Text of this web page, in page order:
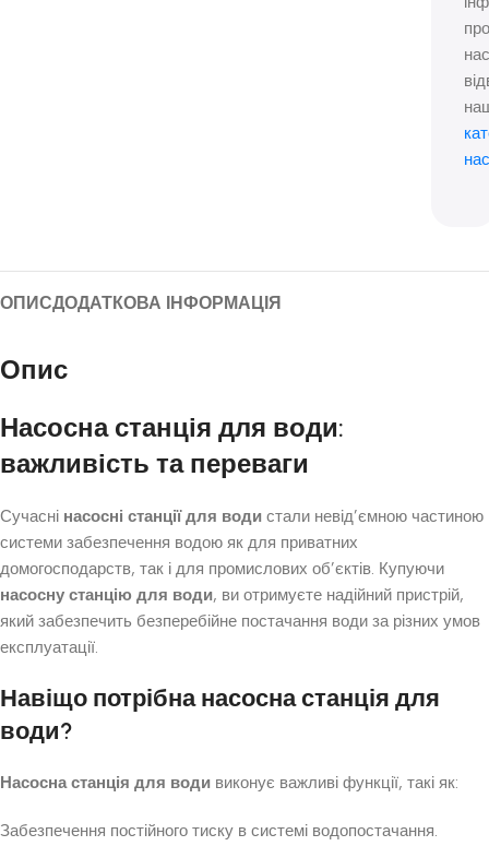
про
ОПИСДОДАТКОВА ІНФОРМАЦІЯ
Опис
Насосна станція для води:
важливість та переваги
Сучасні насосні станції для води стали невід’ємною частиною
системи забезпечення водою як для приватних
домогосподарств, так і для промислових об’єктів. Купуючи
насосну станцію для води, ви отримуєте надійний пристрій,
який забезпечить безперебійне постачання води за різних умов
експлуатації.
Навіщо потрібна насосна станція для
води?
Насосна станція для води виконує важливі функції, такі як:
Забезпечення постійного тиску в системі водопостачання.